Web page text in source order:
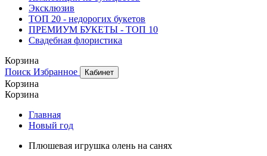
Эксклюзив
ТОП 20 - недорогих букетов
ПРЕМИУМ БУКЕТЫ - ТОП 10
Свадебная флористика
Корзина
Поиск Избранное Кабинет
Корзина
Корзина
Главная
Новый год
Плюшевая игрушка олень на санях